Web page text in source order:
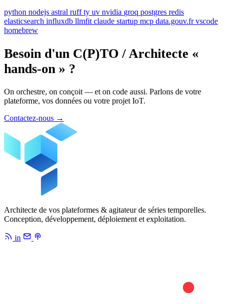
python nodejs astral ruff ty uv nvidia groq postgres redis
elasticsearch influxdb llmfit claude startup mcp data.gouv.fr vscode
homebrew
Besoin d'un C(P)TO / Architecte «
hands-on » ?
On orchestre, on conçoit — et on code aussi. Parlons de votre
plateforme, vos données ou votre projet IoT.
Contactez-nous →
Architecte de vos plateformes & agitateur de séries temporelles.
Conception, développement, déploiement et exploitation.
in